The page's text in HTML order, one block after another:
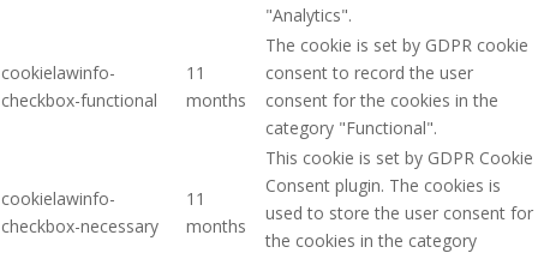
"Analytics".
cookielawinfo-
checkbox-functional
11
months
The cookie is set by GDPR cookie
consent to record the user
consent for the cookies in the
category "Functional".
cookielawinfo-
checkbox-necessary
11
months
This cookie is set by GDPR Cookie
Consent plugin. The cookies is
used to store the user consent for
the cookies in the category